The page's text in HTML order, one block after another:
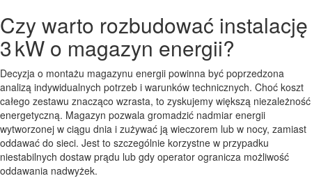
Czy warto rozbudować instalację
3 kW o magazyn energii?
Decyzja o montażu magazynu energii powinna być poprzedzona
analizą indywidualnych potrzeb i warunków technicznych. Choć koszt
całego zestawu znacząco wzrasta, to zyskujemy większą niezależność
energetyczną. Magazyn pozwala gromadzić nadmiar energii
wytworzonej w ciągu dnia i zużywać ją wieczorem lub w nocy, zamiast
oddawać do sieci. Jest to szczególnie korzystne w przypadku
niestabilnych dostaw prądu lub gdy operator ogranicza możliwość
oddawania nadwyżek.